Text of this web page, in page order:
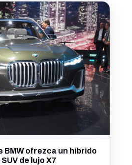
BMW ofrezca un híbrido
de lujo X7